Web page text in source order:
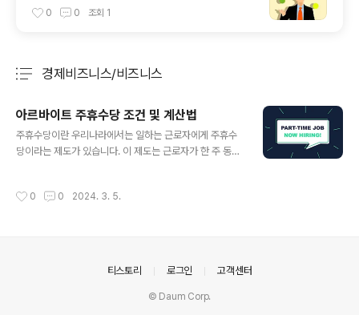
전략
0 0 조회 1
경제비즈니스/비즈니스
아르바이트 주휴수당 조건 및 계산법
주휴수당이란 우리나라에서는 일하는 근로자에게 주휴수
당이라는 제도가 있습니다. 이 제도는 근로자가 한 주 동안
함하고 있습니다. 다시 말해, 주 5일 근무제를 적용하는 곳
자에게 지급하고, 지급되는 사실을 사전에 서면으로 통보
해야 합니다. 주휴일은 법에서 별도로 정하고 있는 요일이
없으므로 반드시 일요일이어야 할 필요는 없습니다. 근로
0 0 2024. 3. 5.
티스토리 로그인 고객센터
© Daum Corp.